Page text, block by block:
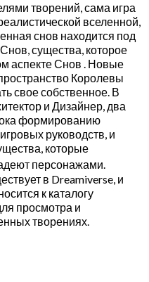
творений, сама игра
вселенной,
снов находится под
существа, которое
аспекте Снов . Новые
Королевы
свое собственное. В
и Дизайнер, два
формированию
руководств, и
которые
персонажами.
в Dreamiverse, и
к каталогу
просмотра и
творениях.